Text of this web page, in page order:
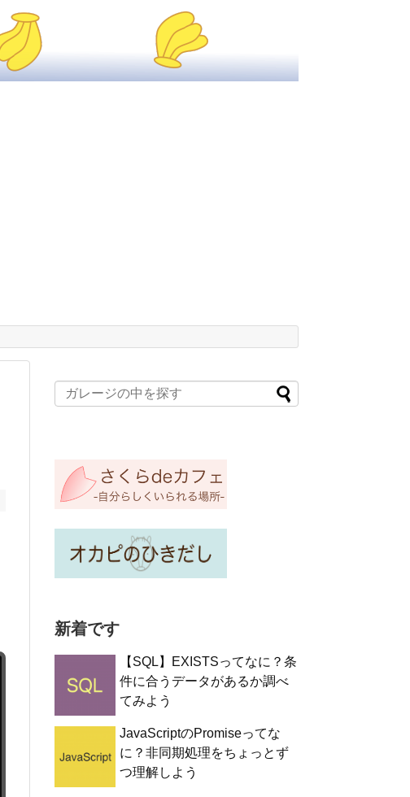
新着です
【SQL】EXISTSってなに？条
件に合うデータがあるか調べ
てみよう
JavaScriptのPromiseってな
に？非同期処理をちょっとず
つ理解しよう